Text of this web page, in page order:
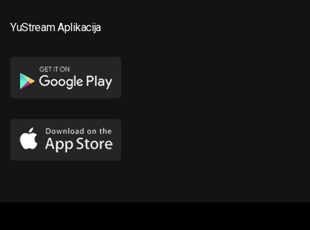
YuStream Aplikacija